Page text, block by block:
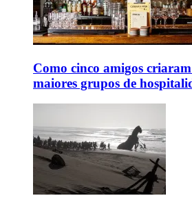
Como cinco amigos
maiores grupos de